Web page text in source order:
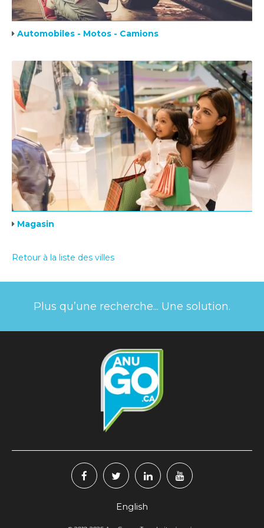
Automobiles - Motos - Camions
Magasin
Retour à la liste des villes
Plus qu’une recherche... Une solution.
English